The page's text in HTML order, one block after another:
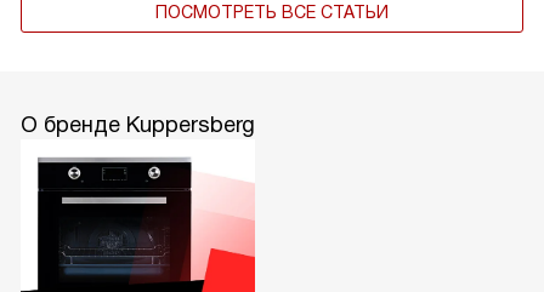
ПОСМОТРЕТЬ ВСЕ СТАТЬИ
О бренде Kuppersberg